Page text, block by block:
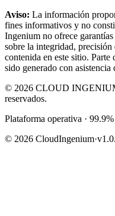
Aviso: La información
fines informativos y no
Ingenium no ofrece
sobre la integridad,
contenida en este sitio. Parte
sido generado con
© 2026 CLOUD
reservados.
Plataforma operativa ·
© 2026 CloudIngenium·